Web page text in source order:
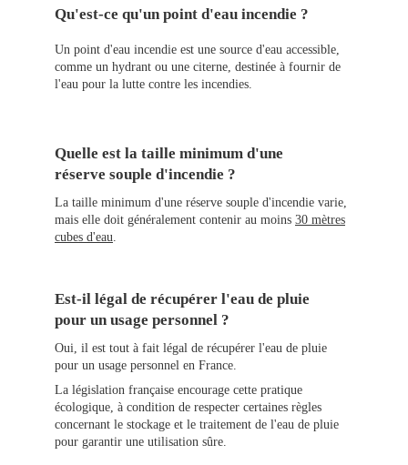
Qu'est-ce qu'un point d'eau incendie ?
Un point d'eau incendie est une source d'eau accessible,
comme un hydrant ou une citerne, destinée à fournir de
l'eau pour la lutte contre les incendies.
Quelle est la taille minimum d'une
réserve souple d'incendie ?
La taille minimum d'une réserve souple d'incendie varie,
mais elle doit généralement contenir au moins 30 mètres
cubes d'eau.
Est-il légal de récupérer l'eau de pluie
pour un usage personnel ?
Oui, il est tout à fait légal de récupérer l'eau de pluie
pour un usage personnel en France.
La législation française encourage cette pratique
écologique, à condition de respecter certaines règles
concernant le stockage et le traitement de l'eau de pluie
pour garantir une utilisation sûre.